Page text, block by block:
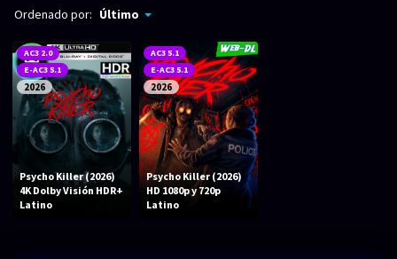
2160p REMUX 4K
720p 60 FPS
h265 HEVC 1080p REMUX
Bluray Completos
GÉNEROS
Acción Animación
Ordenado por: Último
AC3 2.0
E-AC3 5.1
2026
Psycho Killer (2026)
4K Dolby Visión HDR+
Latino
AC3 5.1
E-AC3 5.1
2026
Psycho Killer (2026)
HD 1080p y 720p
Latino